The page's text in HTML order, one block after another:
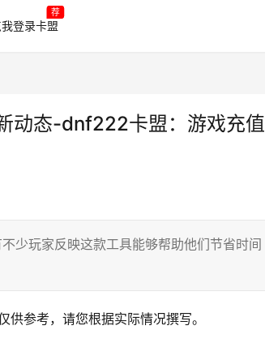
我登录卡盟
荐
动态-dnf222卡盟：游戏充值
少玩家反映这款工具能够帮助他们节省时间
参考，请您根据实际情况撰写。